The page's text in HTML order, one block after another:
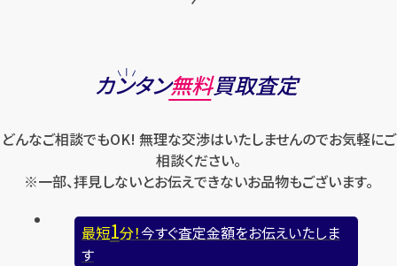
カンタン無料買取査定
どんなご相談でもOK! 無理な交渉はいたしませんのでお気軽にご
相談ください。
※一部、拝見しないとお伝えできないお品物もございます。
最短1分！今すぐ査定金額をお伝えいたしま
す